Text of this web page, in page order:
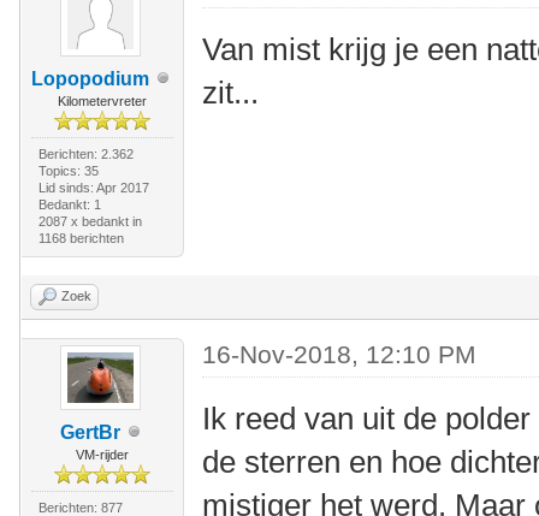
Lopopodium
Kilometervreter
Berichten: 2.362
Topics: 35
Lid sinds: Apr 2017
Bedankt: 1
2087 x bedankt in
1168 berichten
Van mist krijg je een
zit...
Zoek
GertBr
VM-rijder
Berichten: 877
16-Nov-2018, 12:10 PM
Ik reed van uit de
de sterren en hoe
mistiger het werd.